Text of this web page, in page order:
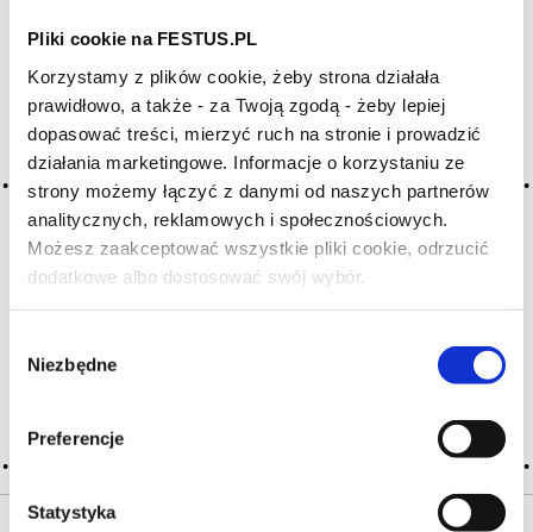
Pliki cookie na FESTUS.PL
Korzystamy z plików cookie, żeby strona działała
prawidłowo, a także - za Twoją zgodą - żeby lepiej
dopasować treści, mierzyć ruch na stronie i prowadzić
działania marketingowe. Informacje o korzystaniu ze
strony możemy łączyć z danymi od naszych partnerów
analitycznych, reklamowych i społecznościowych.
Możesz zaakceptować wszystkie pliki cookie, odrzucić
dodatkowe albo dostosować swój wybór.
zgody
Niezbędne
Preferencje
Statystyka
Czy masz ukończone 18 lat?
Archiwum wpisów tagu: herbes
sauvages
ziołowe, zioła
2016-05-10
aromat roślinny przypominający zapach lub smak świeżych,
suszonych, konkretnych lub nieokreślonych ziół i liści; zapach
(w którym postrzegany jest … Więcej ziołowe, zioła →